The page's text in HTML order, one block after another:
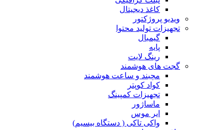
کاغذ دیجیتال
ویدیو پروژکتور
تجهیزات تولید محتوا
گیمبال
پایه
رینگ لایت
گجت های هوشمند
مچبند و ساعت هوشمند
کواد کوپتر
تجهیزات کمپینگ
ماساژور
ایر موس
واکی تاکی ( دستگاه بیسیم)